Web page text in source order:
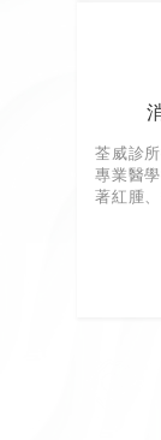
荃威診
專業醫
著紅腫